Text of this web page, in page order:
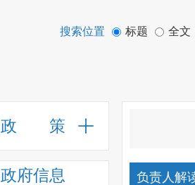
搜索位置 标题 全文
政 策
政府信息
负责人解